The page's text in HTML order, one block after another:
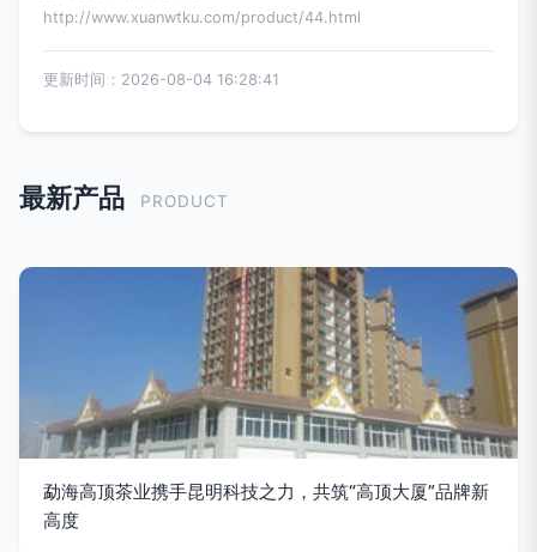
http://www.xuanwtku.com/product/44.html
更新时间：2026-08-04 16:28:41
最新产品 PRODUCT
勐海高顶茶业携手昆明科技之力，共筑“高顶大厦”品牌新
高度